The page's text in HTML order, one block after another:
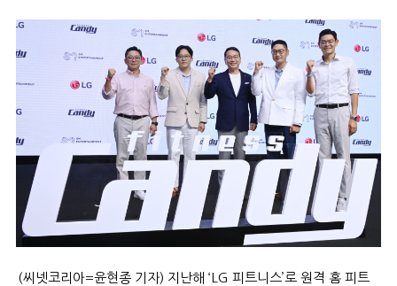
(씨넷코리아=윤현종 기자) 지난해 ‘LG 피트니스’로 원격 홈 피트